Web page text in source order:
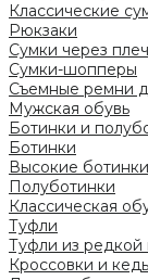
Классические
Рюкзаки
Сумки через
Сумки-шопперы
Съемные ремни
Мужская обувь
Ботинки и
Ботинки
Высокие ботинки
Полуботинки
Классическая
Туфли
Туфли из редкой
Кроссовки и